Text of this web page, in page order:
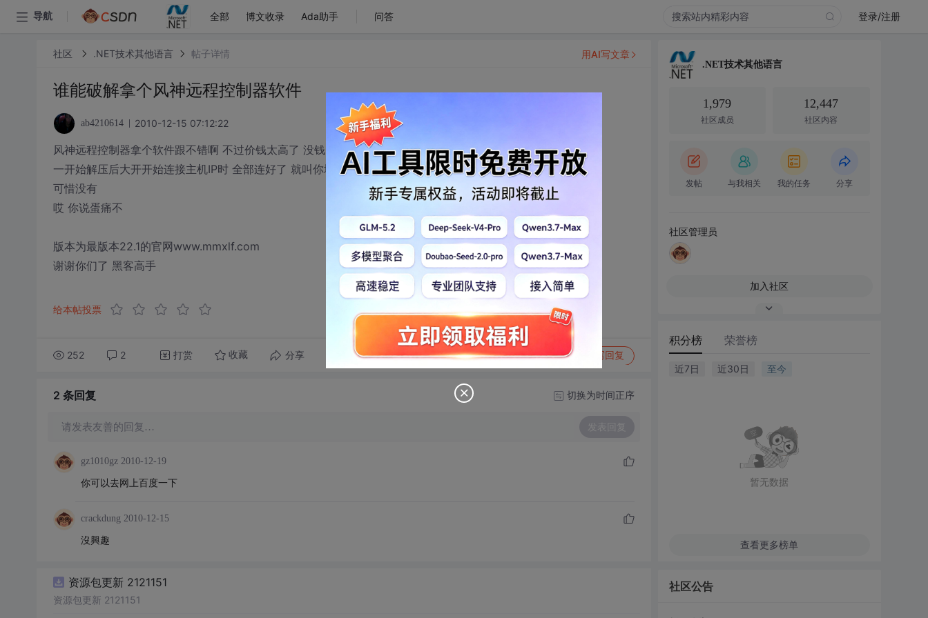
导航 全部 博文收录 Ada助手 问答 登录/注册
社区 .NET技术其他语言 帖子详情
谁能破解拿个风神远程控制器软件
ab4210614 2010-12-15 07:12:22
风神远程控制器拿个软件跟不错啊 不过价钱太高了 没钱的人就蛋痛了 所以 我希望拿个高手能给他破解出来
一开始解压后大开开始连接主机IP时 全部连好了 就叫你填注册码了
可惜没有
哎 你说蛋痛不
版本为最版本22.1的官网www.mmxlf.com
谢谢你们了 黑客高手
给本帖投票
252 2 打赏 收藏 分享 转发到动态 举报 写回复
用AI写文章
2 条回复 切换为时间正序
请发表友善的回复… 发表回复
gz1010gz 2010-12-19
你可以去网上百度一下
crackdung 2010-12-15
沒興趣
资源包更新 2121151
资源包更新 2121151
.NET技术其他语言
1,979
社区成员
12,447
社区内容
发帖 与我相关 我的任务 分享
社区管理员
加入社区
积分榜 荣誉榜
近7日 近30日 至今
暂无数据
查看更多榜单
社区公告